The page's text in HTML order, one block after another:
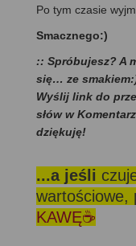
Po tym czasie
Smacznego:)
:: Spróbujesz? A
się… ze
Wyślij link do
słów w
dziękuję!
...a jeśli
wartościowe,
KAWĘ☕